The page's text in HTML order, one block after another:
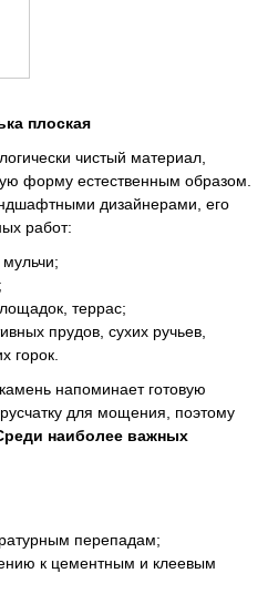
плоская
чистый материал,
форму естественным образом.
дизайнерами, его
работ:
террас;
прудов, сухих ручьев,
горок.
напоминает готовую
для мощения, поэтому
наиболее важных
перепадам;
к цементным и клеевым